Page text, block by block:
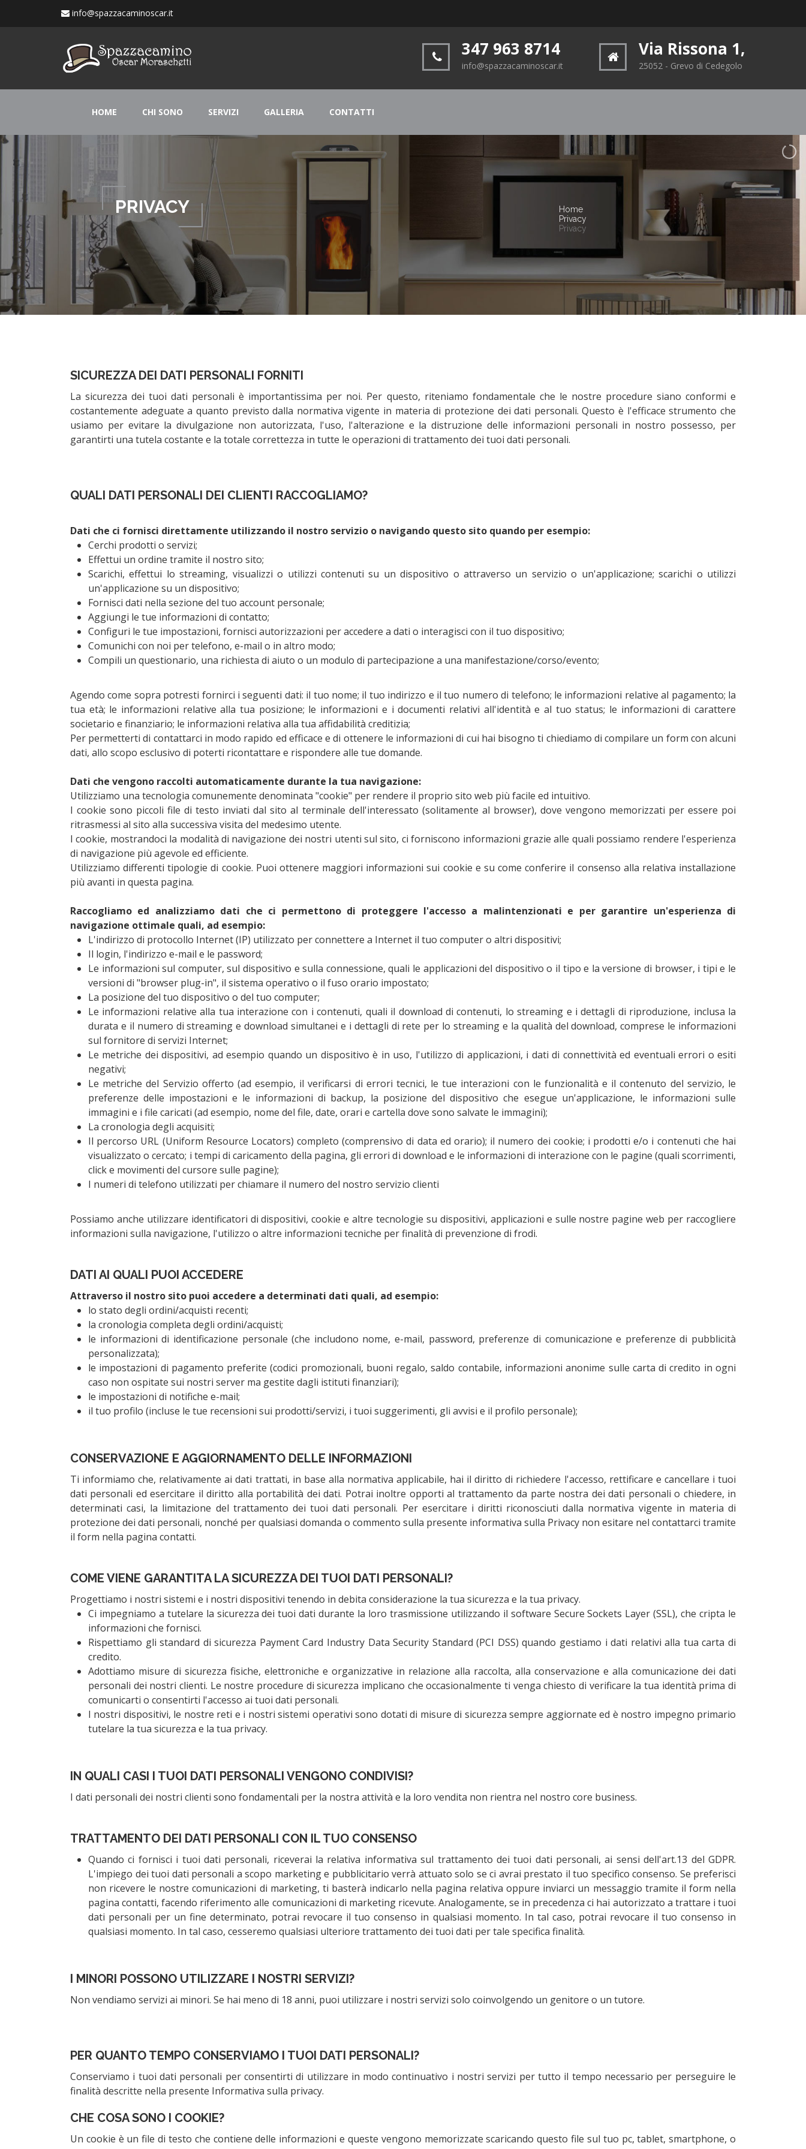
info@spazzacaminoscar.it
347 963 8714
info@spazzacaminoscar.it
Via Rissona 1,
25052 - Grevo di Cedegolo
HOME CHI SONO SERVIZI GALLERIA CONTATTI
PRIVACY
Home
Privacy
Privacy
SICUREZZA DEI DATI PERSONALI FORNITI
La sicurezza dei tuoi dati personali è importantissima per noi. Per questo, riteniamo fondamentale che le nostre procedure siano conformi e
costantemente adeguate a quanto previsto dalla normativa vigente in materia di protezione dei dati personali. Questo è l'efficace strumento che
usiamo per evitare la divulgazione non autorizzata, l'uso, l'alterazione e la distruzione delle informazioni personali in nostro possesso, per
garantirti una tutela costante e la totale correttezza in tutte le operazioni di trattamento dei tuoi dati personali.
QUALI DATI PERSONALI DEI CLIENTI RACCOGLIAMO?
Dati che ci fornisci direttamente utilizzando il nostro servizio o navigando questo sito quando per esempio:
Cerchi prodotti o servizi;
Effettui un ordine tramite il nostro sito;
Scarichi, effettui lo streaming, visualizzi o utilizzi contenuti su un dispositivo o attraverso un servizio o un'applicazione; scarichi o utilizzi
un'applicazione su un dispositivo;
Fornisci dati nella sezione del tuo account personale;
Aggiungi le tue informazioni di contatto;
Configuri le tue impostazioni, fornisci autorizzazioni per accedere a dati o interagisci con il tuo dispositivo;
Comunichi con noi per telefono, e-mail o in altro modo;
Compili un questionario, una richiesta di aiuto o un modulo di partecipazione a una manifestazione/corso/evento;
Agendo come sopra potresti fornirci i seguenti dati: il tuo nome; il tuo indirizzo e il tuo numero di telefono; le informazioni relative al pagamento; la
tua età; le informazioni relative alla tua posizione; le informazioni e i documenti relativi all'identità e al tuo status; le informazioni di carattere
societario e finanziario; le informazioni relativa alla tua affidabilità creditizia;
Per permetterti di contattarci in modo rapido ed efficace e di ottenere le informazioni di cui hai bisogno ti chiediamo di compilare un form con alcuni
dati, allo scopo esclusivo di poterti ricontattare e rispondere alle tue domande.
Dati che vengono raccolti automaticamente durante la tua navigazione:
Utilizziamo una tecnologia comunemente denominata "cookie" per rendere il proprio sito web più facile ed intuitivo.
I cookie sono piccoli file di testo inviati dal sito al terminale dell'interessato (solitamente al browser), dove vengono memorizzati per essere poi
ritrasmessi al sito alla successiva visita del medesimo utente.
I cookie, mostrandoci la modalità di navigazione dei nostri utenti sul sito, ci forniscono informazioni grazie alle quali possiamo rendere l'esperienza
di navigazione più agevole ed efficiente.
Utilizziamo differenti tipologie di cookie. Puoi ottenere maggiori informazioni sui cookie e su come conferire il consenso alla relativa installazione
più avanti in questa pagina.
Raccogliamo ed analizziamo dati che ci permettono di proteggere l'accesso a malintenzionati e per garantire un'esperienza di
navigazione ottimale quali, ad esempio:
L'indirizzo di protocollo Internet (IP) utilizzato per connettere a Internet il tuo computer o altri dispositivi;
Il login, l'indirizzo e-mail e le password;
Le informazioni sul computer, sul dispositivo e sulla connessione, quali le applicazioni del dispositivo o il tipo e la versione di browser, i tipi e le
versioni di "browser plug-in", il sistema operativo o il fuso orario impostato;
La posizione del tuo dispositivo o del tuo computer;
Le informazioni relative alla tua interazione con i contenuti, quali il download di contenuti, lo streaming e i dettagli di riproduzione, inclusa la
durata e il numero di streaming e download simultanei e i dettagli di rete per lo streaming e la qualità del download, comprese le informazioni
sul fornitore di servizi Internet;
Le metriche dei dispositivi, ad esempio quando un dispositivo è in uso, l'utilizzo di applicazioni, i dati di connettività ed eventuali errori o esiti
negativi;
Le metriche del Servizio offerto (ad esempio, il verificarsi di errori tecnici, le tue interazioni con le funzionalità e il contenuto del servizio, le
preferenze delle impostazioni e le informazioni di backup, la posizione del dispositivo che esegue un'applicazione, le informazioni sulle
immagini e i file caricati (ad esempio, nome del file, date, orari e cartella dove sono salvate le immagini);
La cronologia degli acquisiti;
Il percorso URL (Uniform Resource Locators) completo (comprensivo di data ed orario); il numero dei cookie; i prodotti e/o i contenuti che hai
visualizzato o cercato; i tempi di caricamento della pagina, gli errori di download e le informazioni di interazione con le pagine (quali scorrimenti,
click e movimenti del cursore sulle pagine);
I numeri di telefono utilizzati per chiamare il numero del nostro servizio clienti
Possiamo anche utilizzare identificatori di dispositivi, cookie e altre tecnologie su dispositivi, applicazioni e sulle nostre pagine web per raccogliere
informazioni sulla navigazione, l'utilizzo o altre informazioni tecniche per finalità di prevenzione di frodi.
DATI AI QUALI PUOI ACCEDERE
Attraverso il nostro sito puoi accedere a determinati dati quali, ad esempio:
lo stato degli ordini/acquisti recenti;
la cronologia completa degli ordini/acquisti;
le informazioni di identificazione personale (che includono nome, e-mail, password, preferenze di comunicazione e preferenze di pubblicità
personalizzata);
le impostazioni di pagamento preferite (codici promozionali, buoni regalo, saldo contabile, informazioni anonime sulle carta di credito in ogni
caso non ospitate sui nostri server ma gestite dagli istituti finanziari);
le impostazioni di notifiche e-mail;
il tuo profilo (incluse le tue recensioni sui prodotti/servizi, i tuoi suggerimenti, gli avvisi e il profilo personale);
CONSERVAZIONE E AGGIORNAMENTO DELLE INFORMAZIONI
Ti informiamo che, relativamente ai dati trattati, in base alla normativa applicabile, hai il diritto di richiedere l'accesso, rettificare e cancellare i tuoi
dati personali ed esercitare il diritto alla portabilità dei dati. Potrai inoltre opporti al trattamento da parte nostra dei dati personali o chiedere, in
determinati casi, la limitazione del trattamento dei tuoi dati personali. Per esercitare i diritti riconosciuti dalla normativa vigente in materia di
protezione dei dati personali, nonché per qualsiasi domanda o commento sulla presente informativa sulla Privacy non esitare nel contattarci tramite
il form nella pagina contatti.
COME VIENE GARANTITA LA SICUREZZA DEI TUOI DATI PERSONALI?
Progettiamo i nostri sistemi e i nostri dispositivi tenendo in debita considerazione la tua sicurezza e la tua privacy.
Ci impegniamo a tutelare la sicurezza dei tuoi dati durante la loro trasmissione utilizzando il software Secure Sockets Layer (SSL), che cripta le
informazioni che fornisci.
Rispettiamo gli standard di sicurezza Payment Card Industry Data Security Standard (PCI DSS) quando gestiamo i dati relativi alla tua carta di
credito.
Adottiamo misure di sicurezza fisiche, elettroniche e organizzative in relazione alla raccolta, alla conservazione e alla comunicazione dei dati
personali dei nostri clienti. Le nostre procedure di sicurezza implicano che occasionalmente ti venga chiesto di verificare la tua identità prima di
comunicarti o consentirti l'accesso ai tuoi dati personali.
I nostri dispositivi, le nostre reti e i nostri sistemi operativi sono dotati di misure di sicurezza sempre aggiornate ed è nostro impegno primario
tutelare la tua sicurezza e la tua privacy.
IN QUALI CASI I TUOI DATI PERSONALI VENGONO CONDIVISI?
I dati personali dei nostri clienti sono fondamentali per la nostra attività e la loro vendita non rientra nel nostro core business.
TRATTAMENTO DEI DATI PERSONALI CON IL TUO CONSENSO
Quando ci fornisci i tuoi dati personali, riceverai la relativa informativa sul trattamento dei tuoi dati personali, ai sensi dell'art.13 del GDPR.
L'impiego dei tuoi dati personali a scopo marketing e pubblicitario verrà attuato solo se ci avrai prestato il tuo specifico consenso. Se preferisci
non ricevere le nostre comunicazioni di marketing, ti basterà indicarlo nella pagina relativa oppure inviarci un messaggio tramite il form nella
pagina contatti, facendo riferimento alle comunicazioni di marketing ricevute. Analogamente, se in precedenza ci hai autorizzato a trattare i tuoi
dati personali per un fine determinato, potrai revocare il tuo consenso in qualsiasi momento. In tal caso, potrai revocare il tuo consenso in
qualsiasi momento. In tal caso, cesseremo qualsiasi ulteriore trattamento dei tuoi dati per tale specifica finalità.
I MINORI POSSONO UTILIZZARE I NOSTRI SERVIZI?
Non vendiamo servizi ai minori. Se hai meno di 18 anni, puoi utilizzare i nostri servizi solo coinvolgendo un genitore o un tutore.
PER QUANTO TEMPO CONSERVIAMO I TUOI DATI PERSONALI?
Conserviamo i tuoi dati personali per consentirti di utilizzare in modo continuativo i nostri servizi per tutto il tempo necessario per perseguire le
finalità descritte nella presente Informativa sulla privacy.
CHE COSA SONO I COOKIE?
Un cookie è un file di testo che contiene delle informazioni e queste vengono memorizzate scaricando questo file sul tuo pc, tablet, smartphone, o